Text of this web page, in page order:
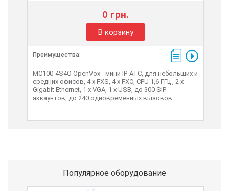
0 грн.
В корзину
Преимущества:
MC100-4S4O OpenVox - мини IP-ATC, для небольших и
средних офисов, 4 x FXS, 4 x FXO, CPU 1,6 ГГц , 2 x
Gigabit Ethernet, 1 x VGA, 1 x USB, до 300 SIP
аккаунтов, до 240 одновременных вызовов
Популярное оборудование